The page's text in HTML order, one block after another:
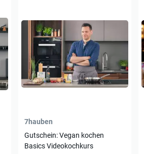
7hauben
Gutschein: Vegan kochen
Basics Videokochkurs